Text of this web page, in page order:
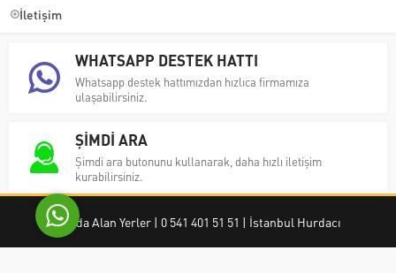
İletişim
WHATSAPP DESTEK HATTI
Whatsapp destek hattımızdan hızlıca firmamıza
ulaşabilirsiniz.
ŞİMDİ ARA
Şimdi ara butonunu kullanarak, daha hızlı iletişim
kurabilirsiniz.
Hurda Alan Yerler | 0 541 401 51 51 | İstanbul Hurdacı
Cevap Yaz